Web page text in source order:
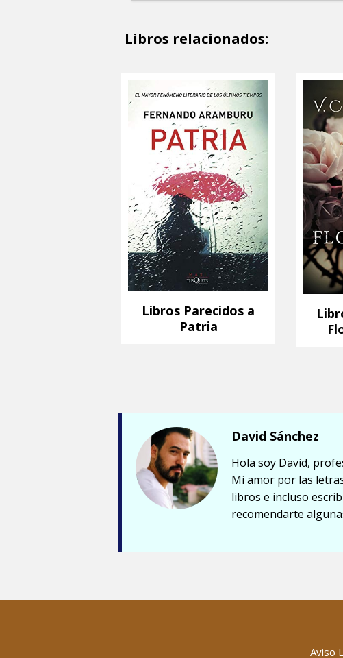
Libros relacionados:
Libros Parecidos a
Patria
David Sánchez
Hola soy David,
Mi amor por las
libros e incluso
recomendarte
Aviso